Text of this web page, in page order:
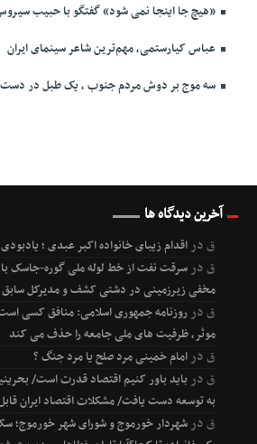
«هیچ جا اینجا نمی شود» گفتگو با حبیب
عباس کیارستمی، مهم‌ترین شاعر سینمای ایران
سه موج بر دوش مردم جنوب ، یک طبل در
آخرین دیدگاه ها
قدراقدام زیبای خانواده اکبر عبدی ؛
قدرسرقت نفت از خط لوله ملی گوره-جاسک
مخفی زیرزمینی در دشتی کشف و مدیرکل
قدرروزنامه جمهوری اسلامی: منافق کسی
موثر، ظرفیت های ملی جامعه را حذف می کند
قدرامام خمینی مرد صلح یا مرد جنگ ؟
قدرباید باور کنیم اقتصاد قدرت است/
به توسعه دست یافت/ مشکلات اقتصاد ایران
قدرشهردار خورموج و شورای شهر خورموج؛